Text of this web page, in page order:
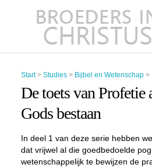
Start> Studies> Bijbel en Wetenschap>
De toets van Profetie
Gods bestaan
In deel 1 van deze serie hebben
dat vrijwel al die goedbedoelde
wetenschappelijk te bewijzen de